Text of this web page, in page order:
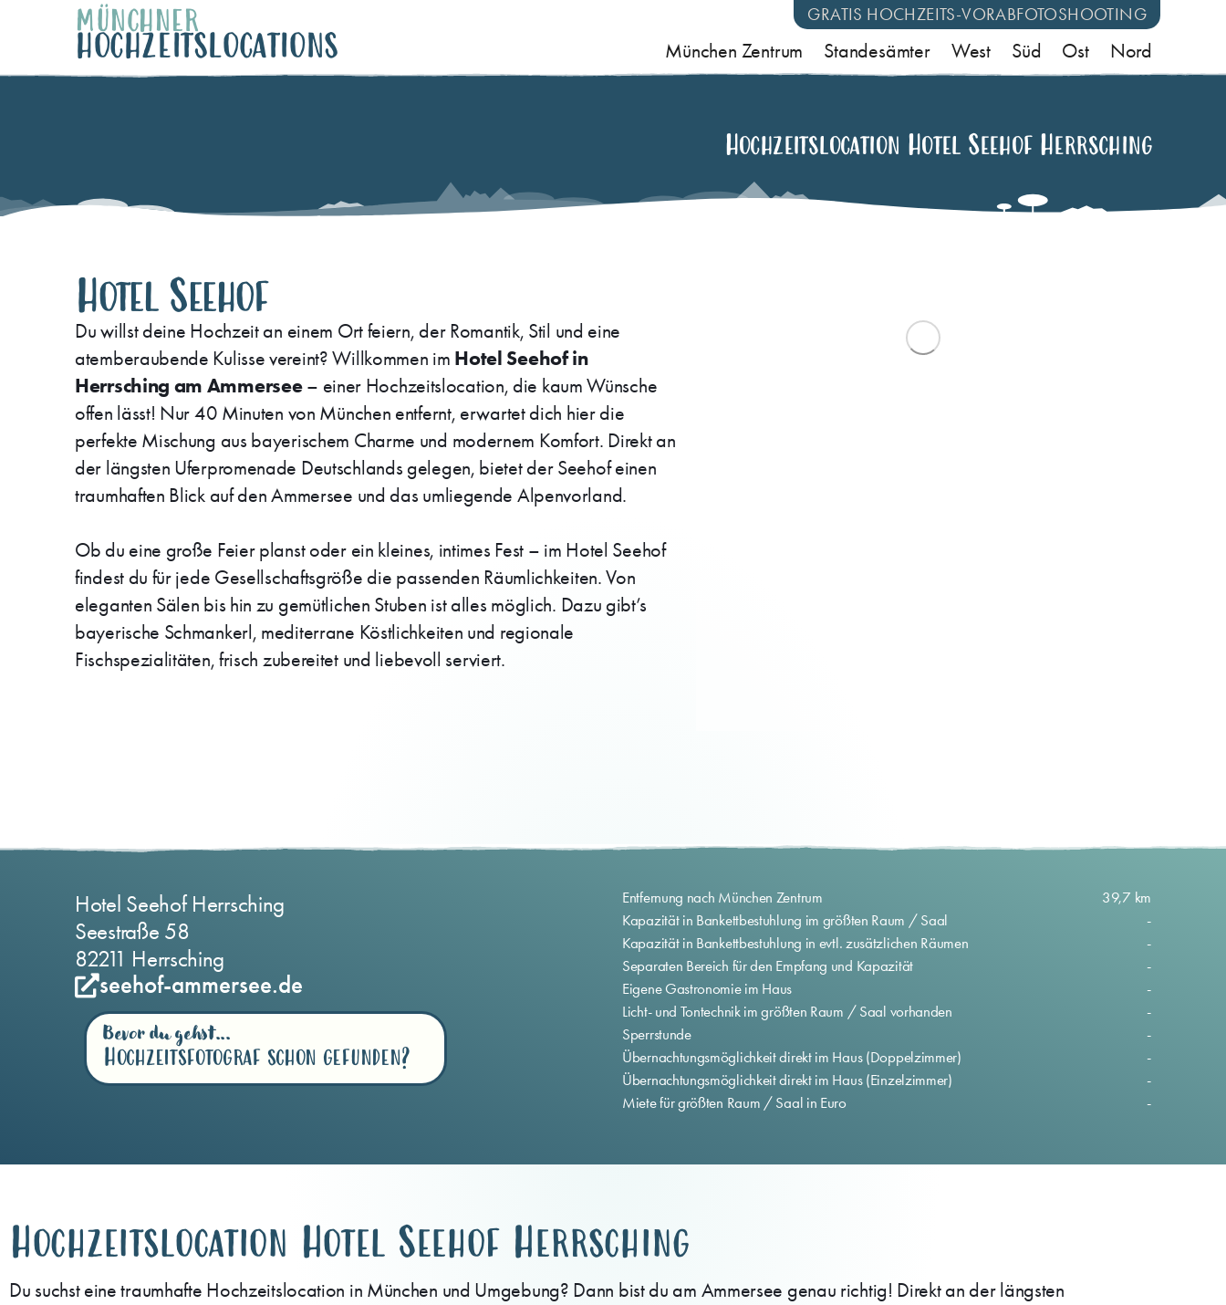
MÜNCHNER
HOCHZEITSLOCATIONS
GRATIS HOCHZEITS-VORABFOTOSHOOTING
München Zentrum Standesämter West Süd Ost Nord
Hochzeitslocation Hotel Seehof Herrsching​
Hotel Seehof
Du willst deine Hochzeit an einem Ort feiern, der Romantik, Stil und eine
atemberaubende Kulisse vereint? Willkommen im Hotel Seehof in
Herrsching am Ammersee– einer Hochzeitslocation, die kaum Wünsche
offen lässt! Nur 40 Minuten von München entfernt, erwartet dich hier die
perfekte Mischung aus bayerischem Charme und modernem Komfort. Direkt an
der längsten Uferpromenade Deutschlands gelegen, bietet der Seehof einen
traumhaften Blick auf den Ammersee und das umliegende Alpenvorland.
Ob du eine große Feier planst oder ein kleines, intimes Fest – im Hotel Seehof
findest du für jede Gesellschaftsgröße die passenden Räumlichkeiten. Von
eleganten Sälen bis hin zu gemütlichen Stuben ist alles möglich. Dazu gibt’s
bayerische Schmankerl, mediterrane Köstlichkeiten und regionale
Fischspezialitäten, frisch zubereitet und liebevoll serviert.
Hotel Seehof Herrsching
Seestraße 58
82211 Herrsching
seehof-ammersee.de
Bevor du gehst...
Hochzeitsfotograf schon gefunden?
Entfernung nach München Zentrum
39,7 km
Kapazität in Bankettbestuhlung im größten Raum / Saal
-
Kapazität in Bankettbestuhlung in evtl. zusätzlichen Räumen
-
Separaten Bereich für den Empfang und Kapazität
-
Eigene Gastronomie im Haus
-
Licht- und Tontechnik im größten Raum / Saal vorhanden
-
Sperrstunde
-
Übernachtungsmöglichkeit direkt im Haus (Doppelzimmer)
-
Übernachtungsmöglichkeit direkt im Haus (Einzelzimmer)
-
Miete für größten Raum / Saal in Euro
-
Hochzeitslocation Hotel Seehof Herrsching
Du suchst eine traumhafte Hochzeitslocation in München und Umgebung? Dann bist du am Ammersee genau richtig! Direkt an der längsten